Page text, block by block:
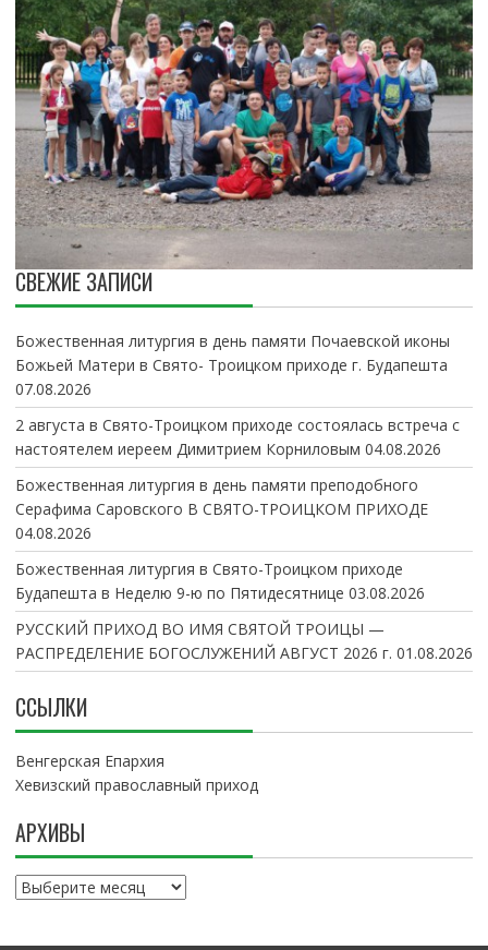
СВЕЖИЕ ЗАПИСИ
Божественная литургия в день памяти Почаевской иконы
Божьей Матери в Свято- Троицком приходе г. Будапешта
07.08.2026
2 августа в Свято-Троицком приходе состоялась встреча с
настоятелем иереем Димитрием Корниловым 04.08.2026
Божественная литургия в день памяти преподобного
Серафима Саровского В СВЯТО-ТРОИЦКОМ ПРИХОДЕ
04.08.2026
Божественная литургия в Свято-Троицком приходе
Будапешта в Неделю 9-ю по Пятидесятнице 03.08.2026
РУССКИЙ ПРИХОД ВО ИМЯ СВЯТОЙ ТРОИЦЫ —
РАСПРЕДЕЛЕНИЕ БОГОСЛУЖЕНИЙ АВГУСТ 2026 г. 01.08.2026
ССЫЛКИ
Венгерская Епархия
Хевизский православный приход
АРХИВЫ
А